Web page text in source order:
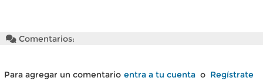
Comentarios:
Para agregar un comentario entra a tu cuenta o Regístrate